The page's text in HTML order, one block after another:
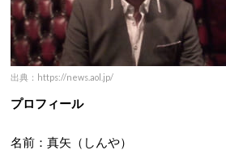
出典：https://news.aol.jp/
プロフィール
名前：真矢（しんや）